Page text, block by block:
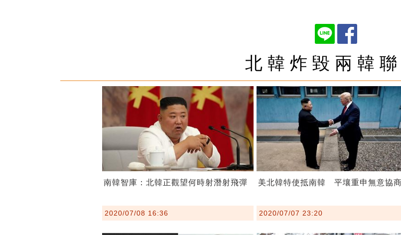
北韓炸毀兩韓
南韓智庫：北韓正觀望何時射潛射飛彈
2020/07/08 16:36
美北韓特使抵南韓 平壤重申無意協商
2020/07/07 23:20